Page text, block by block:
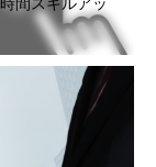
間スキルアッ